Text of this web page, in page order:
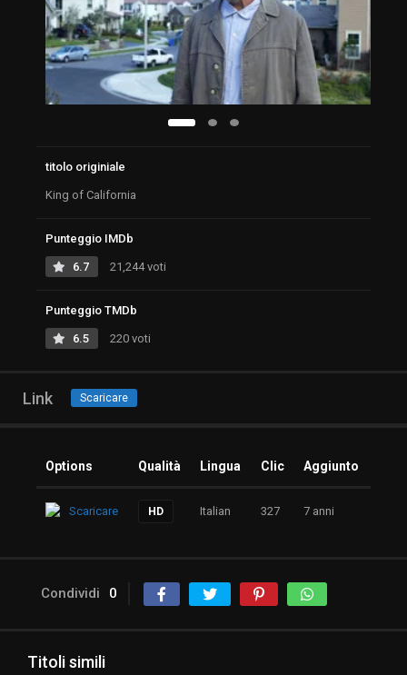
titolo originiale
King of California
Punteggio IMDb
6.7 21,244 voti
Punteggio TMDb
6.5 220 voti
Link Scaricare
Options Qualità Lingua Clic Aggiunto
Scaricare HD Italian 327 7 anni
Condividi 0
Titoli simili